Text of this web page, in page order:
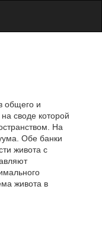
общего и
своде которой
На
Обе банки
живота с
живота в